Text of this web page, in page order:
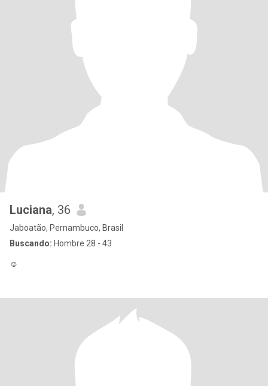
Luciana, 36
Jaboatão, Pernambuco, Brasil
Buscando: Hombre 28 - 43
☺️